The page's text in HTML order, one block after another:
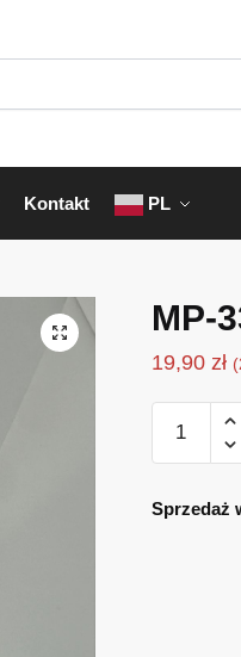
Kontakt PL
MP-
19,90 zł (
MP-
Sprzedaż